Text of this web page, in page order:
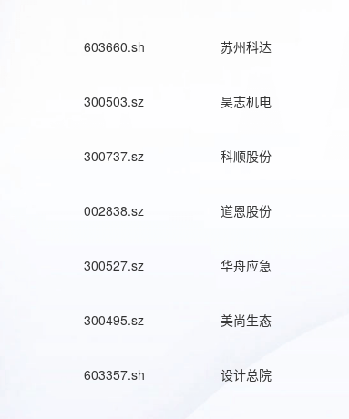
603660.sh 苏州科达
300503.sz 昊志机电
300737.sz 科顺股份
002838.sz 道恩股份
300527.sz 华舟应急
300495.sz 美尚生态
603357.sh 设计总院